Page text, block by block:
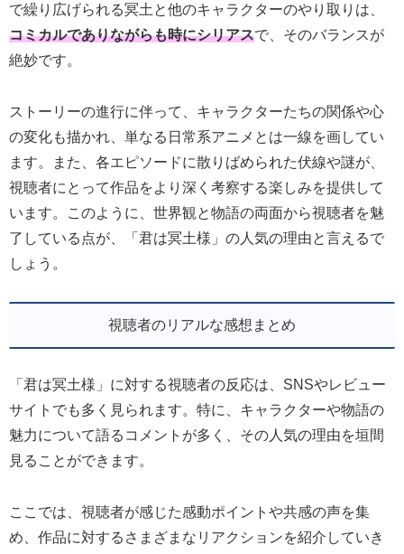
で繰り広げられる冥土と他のキャラクターのやり取りは、
コミカルでありながらも時にシリアスで、そのバランスが
絶妙です。
ストーリーの進行に伴って、キャラクターたちの関係や心
の変化も描かれ、単なる日常系アニメとは一線を画してい
ます。また、各エピソードに散りばめられた伏線や謎が、
視聴者にとって作品をより深く考察する楽しみを提供して
います。このように、世界観と物語の両面から視聴者を魅
了している点が、「君は冥土様」の人気の理由と言えるで
しょう。
視聴者のリアルな感想まとめ
「君は冥土様」に対する視聴者の反応は、SNSやレビュー
サイトでも多く見られます。特に、キャラクターや物語の
魅力について語るコメントが多く、その人気の理由を垣間
見ることができます。
ここでは、視聴者が感じた感動ポイントや共感の声を集
め、作品に対するさまざまなリアクションを紹介していき